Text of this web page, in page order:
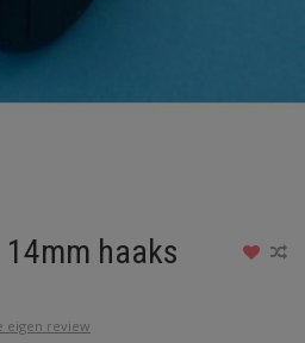
haaks
eigen review